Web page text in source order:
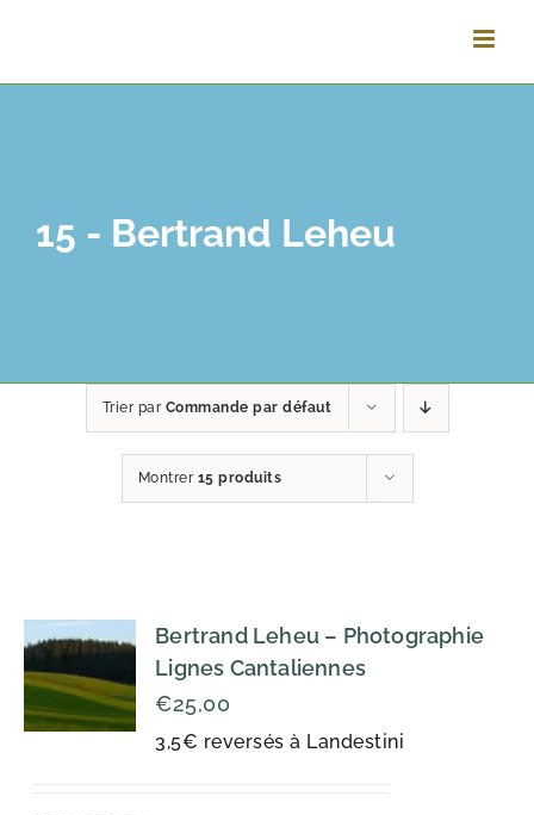
contenuto
15 - Bertrand Leheu
Trier par Commande par défaut
Montrer 15 produits
Bertrand Leheu – Photographie
Lignes Cantaliennes
3,5€ reversés à Landestini
€25,00